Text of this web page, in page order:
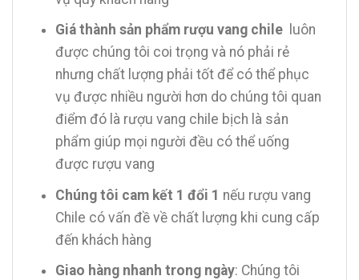
Giá thành sản phẩm rượu vang chile
luôn
được chúng tôi coi trọng và nó phải rẻ
nhưng chất lượng phải tốt để có thể phục
vụ được nhiều người hơn do chúng tôi quan
điểm đó là rượu vang chile bịch là sản
phẩm giúp mọi người đều có thể uống
được rượu vang
Chúng tôi cam kết 1 đổi 1 nếu rượu vang
Chile có vấn đề về chất lượng khi cung cấp
đến khách hàng
Giao hàng nhanh trong ngày: Chúng tôi